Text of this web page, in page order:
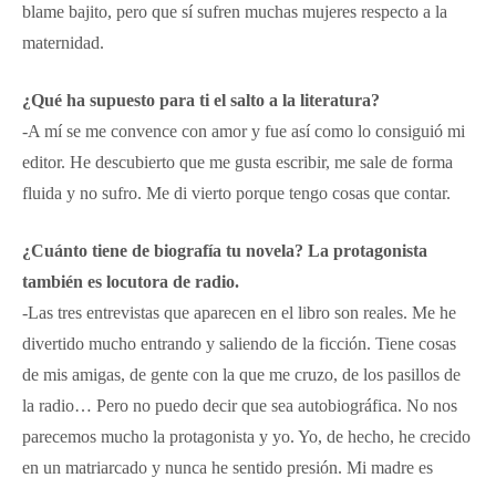
blame bajito, pero que sí sufren muchas mujeres respecto a la
maternidad.
¿Qué ha supuesto para ti el salto a la literatura?
-A mí se me convence con amor y fue así como lo consiguió mi
editor. He descubierto que me gusta escribir, me sale de forma
fluida y no sufro. Me di vierto porque tengo cosas que contar.
¿Cuánto tiene de biografía tu novela? La protagonista
también es locutora de radio.
-Las tres entrevistas que aparecen en el libro son reales. Me he
divertido mucho entrando y saliendo de la ficción. Tiene cosas
de mis amigas, de gente con la que me cruzo, de los pasillos de
la radio… Pero no puedo decir que sea autobiográfica. No nos
parecemos mucho la protagonista y yo. Yo, de hecho, he crecido
en un matriarcado y nunca he sentido presión. Mi madre es